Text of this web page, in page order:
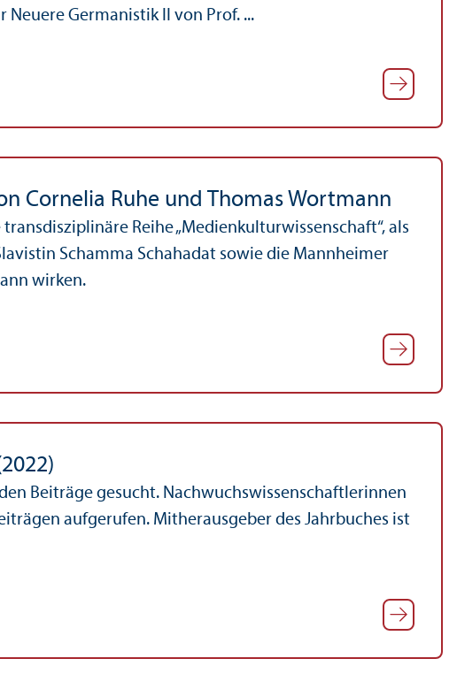
Germanistik II von Prof. ...
Cornelia Ruhe und Thomas Wortmann
Reihe „Medienkultur­wissenschaft“, als
Schamma Schahadat sowie die Mannheimer
wirken.
Beiträge gesucht. Nachwuchs­wissenschaft­lerinnen
aufgerufen. Mitherausgeber des Jahrbuches ist